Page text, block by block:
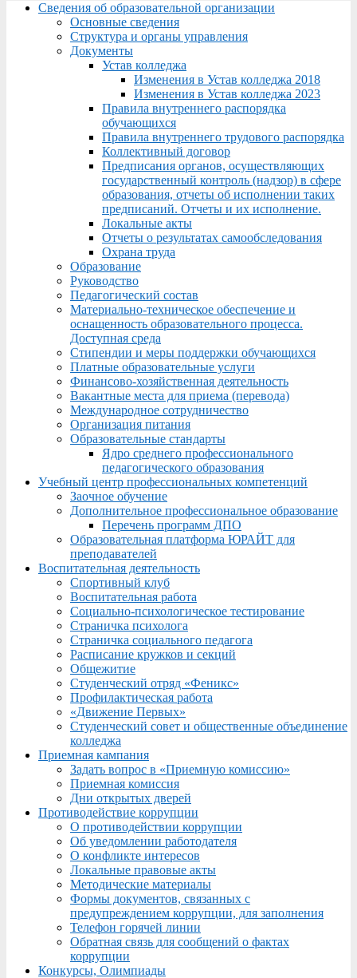
Menu
Сведения об образовательной организации
Основные сведения
Структура и органы управления
Документы
Устав колледжа
Изменения в Устав колледжа 2018
Изменения в Устав колледжа 2023
Правила внутреннего распорядка
обучающихся
Правила внутреннего трудового распорядка
Коллективный договор
Предписания органов, осуществляющих
государственный контроль (надзор) в сфере
образования, отчеты об исполнении таких
предписаний. Отчеты и их исполнение.
Локальные акты
Отчеты о результатах самообследования
Охрана труда
Образование
Руководство
Педагогический состав
Материально-техническое обеспечение и
оснащенность образовательного процесса.
Доступная среда
Стипендии и меры поддержки обучающихся
Платные образовательные услуги
Финансово-хозяйственная деятельность
Вакантные места для приема (перевода)
Международное сотрудничество
Организация питания
Образовательные стандарты
Ядро среднего профессионального
педагогического образования
Учебный центр профессиональных компетенций
Заочное обучение
Дополнительное профессиональное образование
Перечень программ ДПО
Образовательная платформа ЮРАЙТ для
преподавателей
Воспитательная деятельность
Спортивный клуб
Воспитательная работа
Социально-психологическое тестирование
Страничка психолога
Страничка социального педагога
Расписание кружков и секций
Общежитие
Студенческий отряд «Феникс»
Профилактическая работа
«Движение Первых»
Студенческий совет и общественные объединение
колледжа
Приемная кампания
Задать вопрос в «Приемную комиссию»
Приемная комиссия
Дни открытых дверей
Противодействие коррупции
О противодействии коррупции
Об уведомлении работодателя
О конфликте интересов
Локальные правовые акты
Методические материалы
Формы документов, связанных с
предупреждением коррупции, для заполнения
Телефон горячей линии
Обратная связь для сообщений о фактах
коррупции
Конкурсы, Олимпиады